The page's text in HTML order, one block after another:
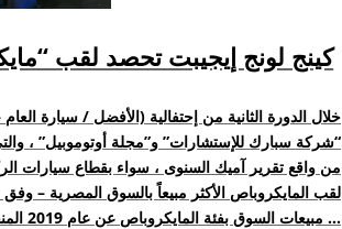
خلال الدورة الثانية من إحتفالية (الأفضل / سيارة
“شركة سبارك للإستشارات” و”مجلة أوتوموبيل” ،
من واقع تقرير آميك السنوى ، سواء بقطاع سيارات
مبيعات السوق بفئة المايكروباص عن عام 2019 المنقضى …